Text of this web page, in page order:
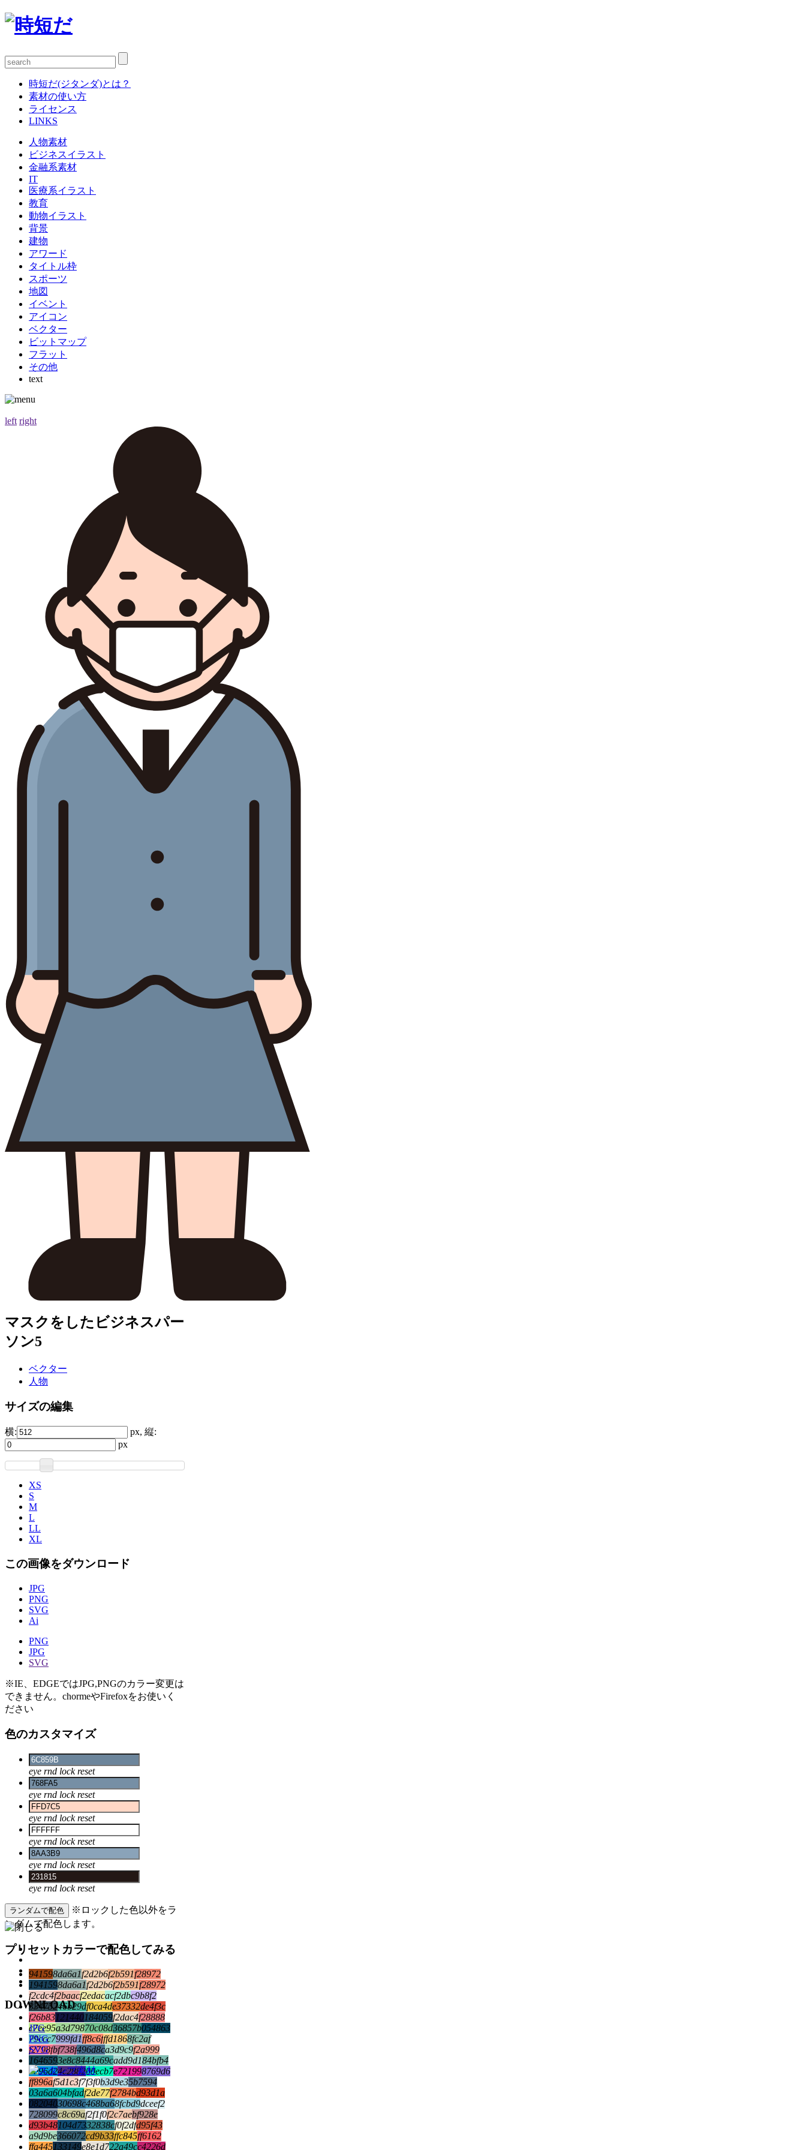
時短だ(ジタンダ)とは？
素材の使い方
ライセンス
LINKS
人物素材
ビジネスイラスト
金融系素材
IT
医療系イラスト
教育
動物イラスト
背景
建物
アワード
タイトル枠
スポーツ
地図
イベント
アイコン
ベクター
ビットマップ
フラット
その他
text
left right
マスクをしたビジネスパー
ソン5
ベクター
人物
サイズの編集
横:
px, 縦:
px
XS
S
M
L
LL
XL
この画像をダウンロード
JPG
PNG
SVG
Ai
PNG
JPG
SVG
※IE、EDGEではJPG,PNGのカラー変更は
できません。chormeやFirefoxをお使いく
ださい
色のカスタマイズ
eye rnd lock reset
eye rnd lock reset
eye rnd lock reset
eye rnd lock reset
eye rnd lock reset
eye rnd lock reset
ランダムで配色
※ロックした色以外をラ
ンダムで配色します。
プリセットカラーで配色してみる
941598da6a1f2d2b6f2b591f28972
1941598da6a1f2d2b6f2b591f28972
f2cdc4f2baacf2edacacf2dbc9b8f2
33475246b29df0ca4de37332de4f3c
f26b83121440184059f2dac4f28888
c7ee95a3d79870c08d36857b054863
79ccc7999fd1ff8c6fffd1868fc2af
f2798fbf738f496d8ca3d9c9f2a999
1646593e8c8444a69cadd9d184bfb4
0096d24c288200ecb7e721998769d6
ff896af5d1c3f7f3f0b3d9e35b7594
03a6a604bfadf2de77f2784bd93d1a
08204030698c468ba68fcbd9dceef2
728099c8c69af2f1f0f2c7aebf928e
d93b48104d7332838cf0f2dfd95f43
a9d9be366072cd9b33ffc845ff6162
ffa445133149e8e1d722a49cc4226d
DOWNLOAD
JPG
PNG
SVG